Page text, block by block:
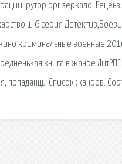
рутор орг зеркало.
1-6 серия
криминальные военные
книга в жанре
попаданцы Список жанров.